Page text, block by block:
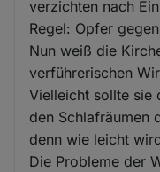
verzichten nach
Regel: Opfer
Nun weiß die
verführerischen
Vielleicht sollte sie
den Schlafräumen
denn wie leicht
Die Probleme der